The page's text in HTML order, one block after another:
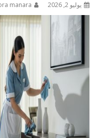
يوليو 2, 2026 manara